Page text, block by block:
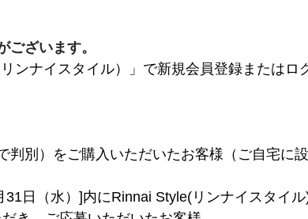
ございます。
ンナイスタイル）」で新規会員登録またはロ
判別）をご購入いただいたお客様（ご自宅に
日（水）]内にRinnai Style(リンナイスタイ